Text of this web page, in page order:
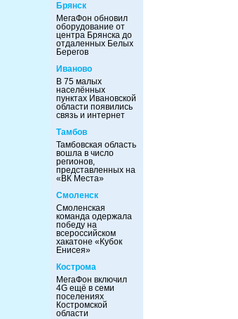
Брянск
МегаФон обновил
оборудование от
центра Брянска до
отдаленных Белых
Берегов
Иваново
В 75 малых
населённых
пунктах Ивановской
области появились
связь и интернет
Тамбов
Тамбовская область
вошла в число
регионов,
представленных на
«ВК Места»
Смоленск
Смоленская
команда одержала
победу на
всероссийском
хакатоне «Кубок
Енисея»
Кострома
МегаФон включил
4G ещё в семи
поселениях
Костромской
области